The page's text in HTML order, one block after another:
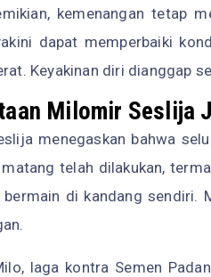
kemenangan tetap
dapat memperbaiki
Keyakinan diri dianggap
Milomir Seslija
menegaskan bahwa
telah dilakukan,
di kandang sendiri.
laga kontra Semen